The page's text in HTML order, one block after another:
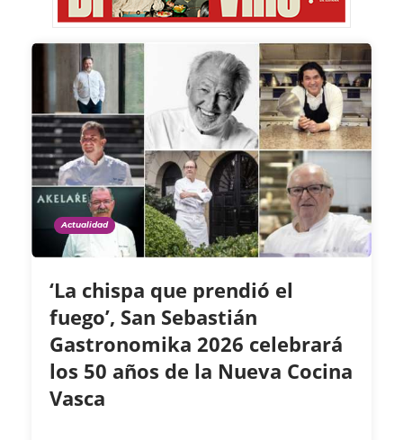
Actualidad
‘La chispa que prendió el
fuego’, San Sebastián
Gastronomika 2026 celebrará
los 50 años de la Nueva Cocina
Vasca